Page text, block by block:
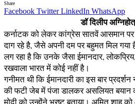
Share
Facebook Twitter LinkedIn WhatsApp
डॉ दिलीप
कर्नाटक को लेकर कांग्रेस सातवें आसमान
दाग रहे है, जैसे अपनी दम पर बहुमत मिल गया
लग रहा है कि उनके जैसा ईमानदार,
रखवाला भारत में कोई नहीं है।
गनीमत थी कि ईमानदारी का इस बार
की फटी जेब में पंजा डालकर असलियत